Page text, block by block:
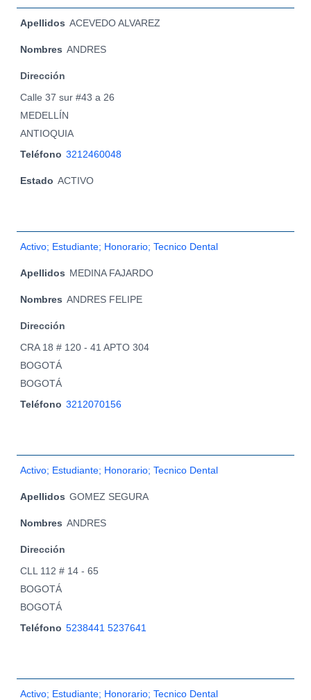
Apellidos ACEVEDO ALVAREZ
Nombres ANDRES
Dirección
Calle 37 sur #43 a 26
MEDELLÍN
ANTIOQUIA
Teléfono 3212460048
Estado ACTIVO
Activo; Estudiante; Honorario; Tecnico Dental
Apellidos MEDINA FAJARDO
Nombres ANDRES FELIPE
Dirección
CRA 18 # 120 - 41 APTO 304
BOGOTÁ
BOGOTÁ
Teléfono 3212070156
Activo; Estudiante; Honorario; Tecnico Dental
Apellidos GOMEZ SEGURA
Nombres ANDRES
Dirección
CLL 112 # 14 - 65
BOGOTÁ
BOGOTÁ
Teléfono 5238441 5237641
Activo; Estudiante; Honorario; Tecnico Dental